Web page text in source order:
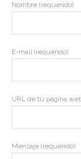
Nombre (requerido)
E-mail (requerido)
URL de tu página
Mensaje (requerido)